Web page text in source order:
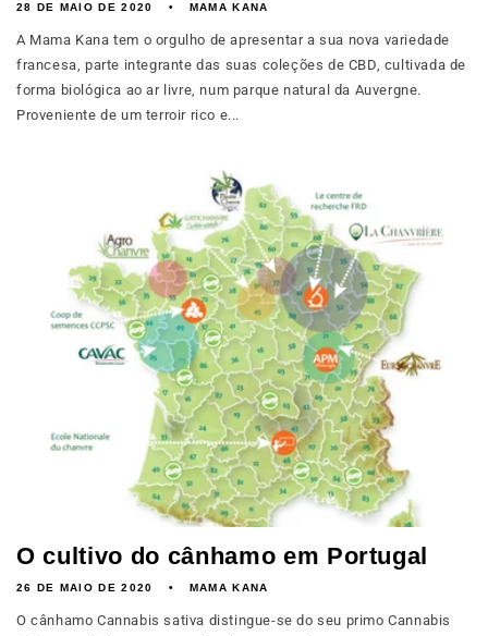
28 DE MAIO DE 2020 MAMA KANA
A Mama Kana tem o orgulho de apresentar a sua nova variedade
francesa, parte integrante das suas coleções de CBD, cultivada de
forma biológica ao ar livre, num parque natural da Auvergne.
Proveniente de um terroir rico e...
O cultivo do cânhamo em Portugal
26 DE MAIO DE 2020 MAMA KANA
O cânhamo Cannabis sativa distingue-se do seu primo Cannabis